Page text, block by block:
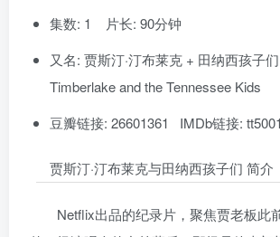
集数: 1 片长: 90分钟
又名: 贾斯汀·汀布莱克 + 田纳西孩子
Timberlake and the Tennessee Kids
豆瓣链接: 26601361 IMDb链接:
贾斯汀·汀布莱克与田纳西孩子们 简介
Netflix出品的纪录片，聚焦贾老板此